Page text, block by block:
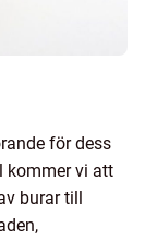
för dess
kommer vi att
burar till